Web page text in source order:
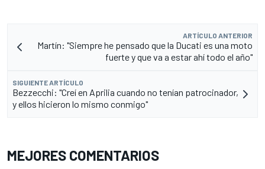
ARTÍCULO ANTERIOR
Martín: "Siempre he pensado que la Ducati es una moto
fuerte y que va a estar ahí todo el año"
SIGUIENTE ARTÍCULO
Bezzecchi: "Creí en Aprilia cuando no tenían patrocinador,
y ellos hicieron lo mismo conmigo"
MEJORES COMENTARIOS